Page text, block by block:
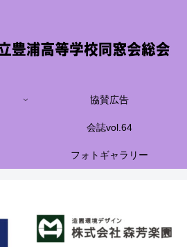
協賛広告
会誌vol.64
フォトギャラリー